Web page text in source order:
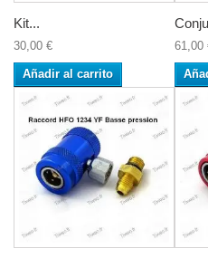
Kit...
30,00 €
Añadir al carrito
61,00